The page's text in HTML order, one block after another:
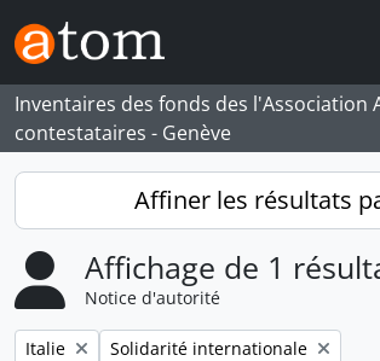
Skip to main content
Inventaires des fonds des l'Association
contestataires - Genève
Affiner les résultats
Affichage de 1
Notice d'autorité
Remove filter:
Italie Remove filter:
Solidarité internationale